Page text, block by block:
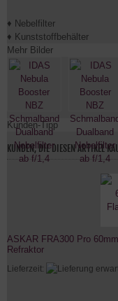
♦ Nebelfilter
♦ Kunststoffbehälter
Mehr Bilder
Kunden-Tipp
KUNDEN, DIE DIESEN ARTIKEL
ASKAR FRA300 Pro
Refraktor
Lieferzeit: